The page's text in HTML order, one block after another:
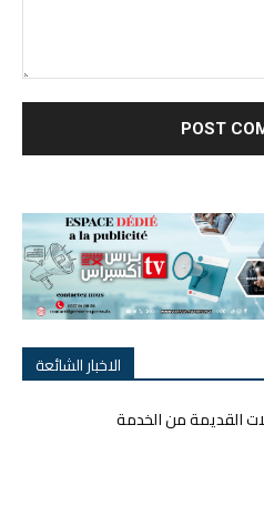
الاخبار الشائعة
القديمة من الخدمة